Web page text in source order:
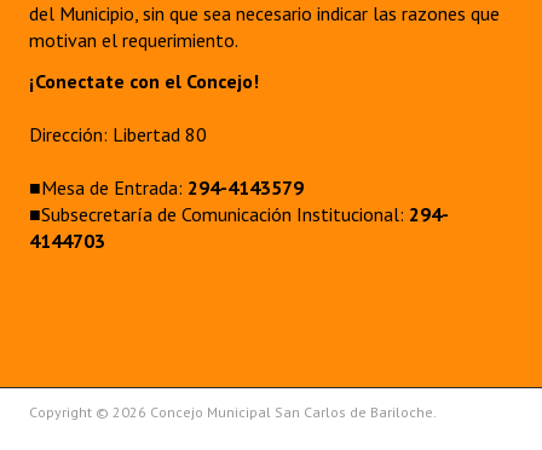
del Municipio, sin que sea necesario indicar las razones que
motivan el requerimiento.
¡Conectate con el Concejo!
Dirección: Libertad 80
■Mesa de Entrada: 294-4143579
■Subsecretaría de Comunicación Institucional: 294-
4144703
Copyright © 2026 Concejo Municipal San Carlos de Bariloche.